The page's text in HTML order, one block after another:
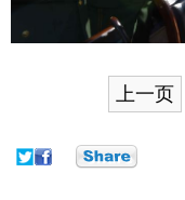
上一页